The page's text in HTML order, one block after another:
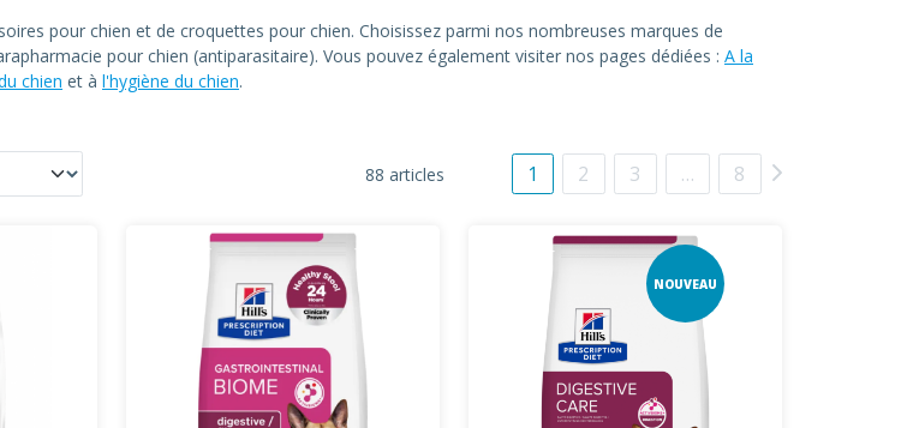
pour chien et de croquettes pour chien. Choisissez parmi nos nombreuses marques de
pour chien (antiparasitaire). Vous pouvez également visiter nos pages dédiées : A la
chien et à l'hygiène du chien.
88 articles 1 2 3 … 8
NOUVEAU